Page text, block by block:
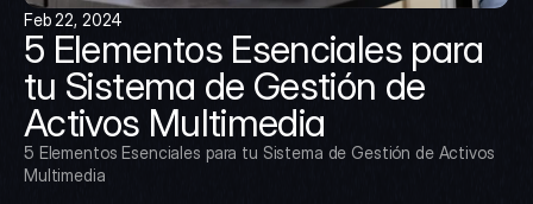
Feb 22, 2024
5 Elementos Esenciales para
tu Sistema de Gestión de
Activos Multimedia
5 Elementos Esenciales para tu Sistema de Gestión de Activos
Multimedia